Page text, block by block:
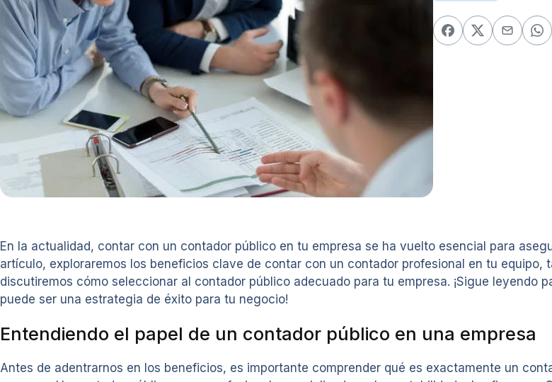
En la actualidad, contar con un contador público en tu empresa se ha vuelto esencial para
artículo, exploraremos los beneficios clave de contar con un contador profesional en tu equipo,
discutiremos cómo seleccionar al contador público adecuado para tu empresa. ¡Sigue leyendo
puede ser una estrategia de éxito para tu negocio!
Entendiendo el papel de un contador público en una empresa
Antes de adentrarnos en los beneficios, es importante comprender qué es exactamente un